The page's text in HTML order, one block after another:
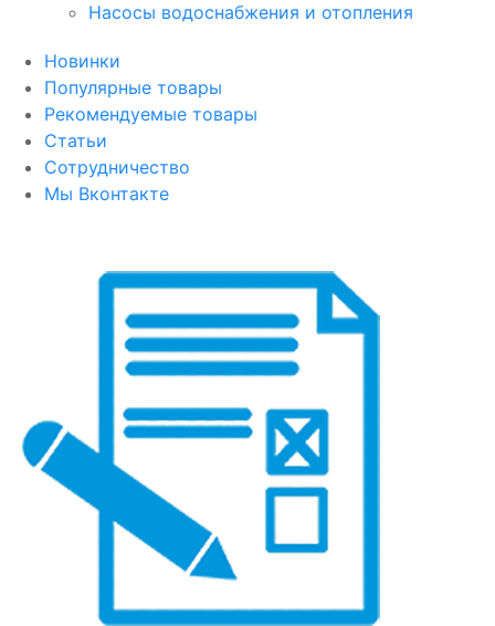
Насосы водоснабжения и отопления
Новинки
Популярные товары
Рекомендуемые товары
Статьи
Сотрудничество
Мы Вконтакте